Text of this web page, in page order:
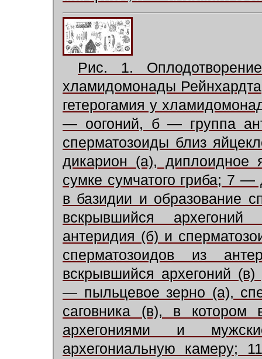
Рис. 1.
хламидомонады
гетерогамия у
— оогоний, б — группа
сперматозоиды близ
дикарион (а),
сумке сумчатого гриба; 7
в базидии и образование
вскрывшийся
антеридия (б) и
сперматозоидов из
вскрывшийся архегоний
— пыльцевое зерно (а),
саговника (в), в котором
архегониями и
архегониальную камеру;